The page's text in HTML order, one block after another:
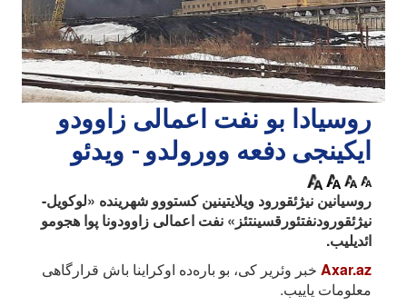
روسیادا بو نفت اعمالی زاوودو
ایکینجی دفعه وورولدو - ویدئو
روسیانین نیژئقورود ویلایتینین کستووو شهرینده «لوکویل-
نیژئقورودنفتئورقسینتئز» نفت اعمالی زاوودونا پوا هجومو
ائدیلیب.
Axar.az خبر وئریر کی، بو باره‌ده اوکراینا باش قرارگاهی
معلومات یاییب.